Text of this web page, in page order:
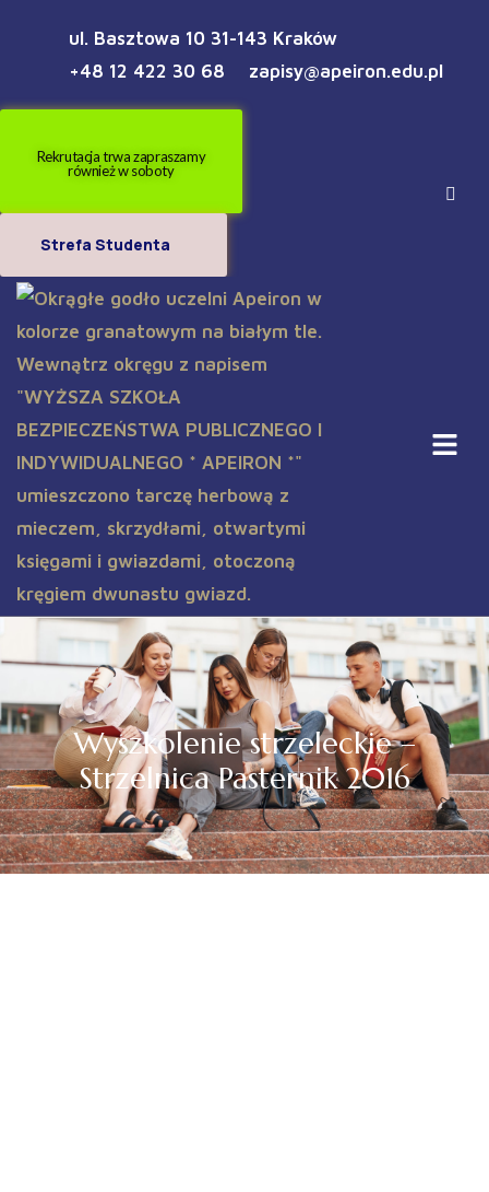
ul. Basztowa 10 31-143 Kraków
+48 12 422 30 68
zapisy@apeiron.edu.pl
Rekrutacja trwa zapraszamy
również w soboty
Strefa Studenta
Wyszkolenie strzeleckie –
Strzelnica Pasternik 2016